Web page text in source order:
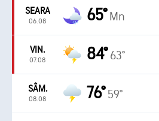
SEARA
06.08 65° Mn
VIN.
07.08 84° 63°
SÂM.
08.08 76° 59°